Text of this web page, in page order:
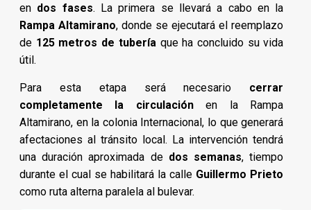
en dos fases. La primera se llevará a cabo en la
Rampa Altamirano, donde se ejecutará el reemplazo
de 125 metros de tubería que ha concluido su vida
útil.
Para esta etapa será necesario cerrar
completamente la circulaciónen la Rampa
Altamirano, en la colonia Internacional, lo que generará
afectaciones al tránsito local. La intervención tendrá
una duración aproximada de dos semanas, tiempo
durante el cual se habilitará la calle Guillermo Prieto
como ruta alterna paralela al bulevar.